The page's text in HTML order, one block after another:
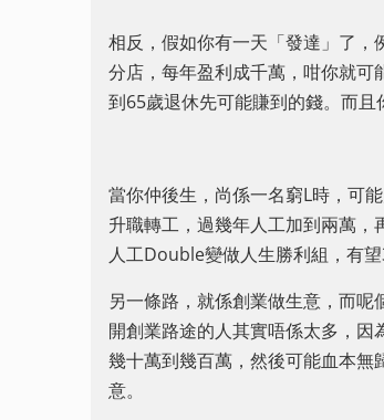
相反，假如你有一天「發達」了
分店，每年盈利成千萬，咁你就可
到65歲退休先可能賺到的錢。而且
當你仲後生，尚係一名窮L時，可
升職轉工，過幾年人工加到兩萬
人工Double變做人生勝利組，有望
另一條路，就係創業做生意，而
開創業路途的人其實唔係太多，
幾十萬到幾百萬，然後可能血本
意。